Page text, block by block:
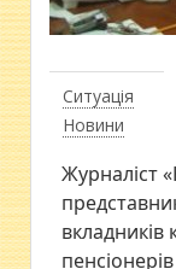
Ситуація
Новини
Журналіст
вкладників